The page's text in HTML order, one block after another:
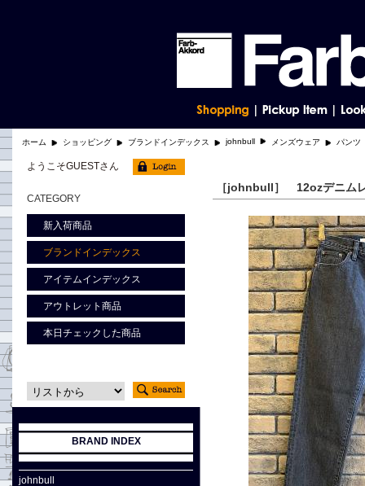
ホーム ショッピング ブランドインデックス johnbull メンズウェア パンツ
［johnbull］ 12ozデニム
ようこそGUESTさん
CATEGORY
新入荷商品
ブランドインデックス
アイテムインデックス
アウトレット商品
本日チェックした商品
BRAND INDEX
johnbull